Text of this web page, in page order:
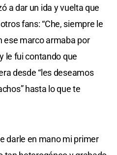
a dar un ida y vuelta que
fans: “Che, siempre le
ese marco armaba por
le fui contando que
desde “les deseamos
hasta lo que te
darle en mano mi primer